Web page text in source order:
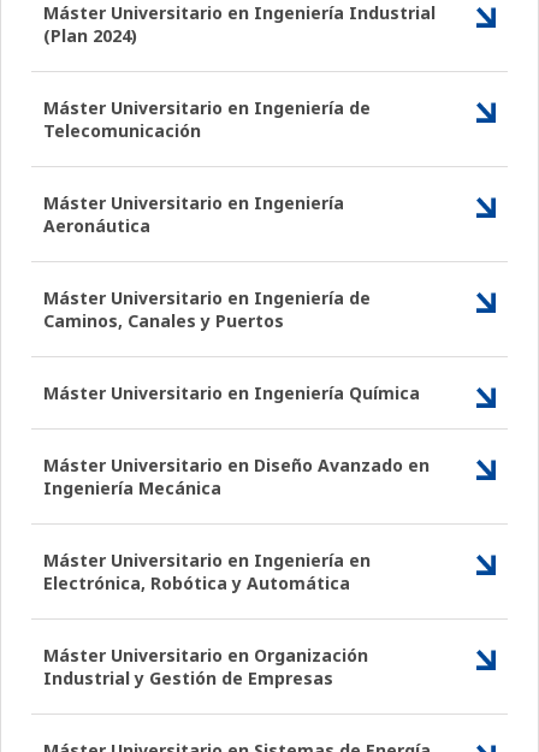
Máster Universitario en Ingeniería Industrial
(Plan 2024)
Máster Universitario en Ingeniería de
Telecomunicación
Máster Universitario en Ingeniería
Aeronáutica
Máster Universitario en Ingeniería de
Caminos, Canales y Puertos
Máster Universitario en Ingeniería Química
Máster Universitario en Diseño Avanzado en
Ingeniería Mecánica
Máster Universitario en Ingeniería en
Electrónica, Robótica y Automática
Máster Universitario en Organización
Industrial y Gestión de Empresas